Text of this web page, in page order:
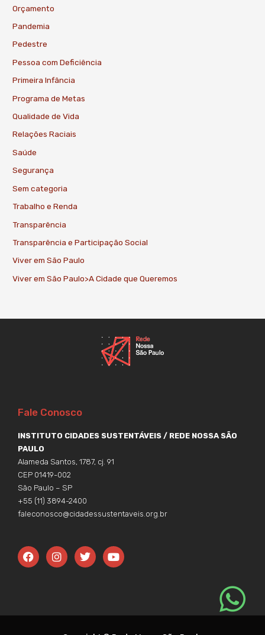
Orçamento
Pandemia
Pedestre
Pessoa com Deficiência
Primeira Infância
Programa de Metas
Qualidade de Vida
Relações Raciais
Saúde
Segurança
Sem categoria
Trabalho e Renda
Transparência
Transparência e Participação Social
Viver em São Paulo
Viver em São Paulo>A Cidade que Queremos
Fale Conosco
INSTITUTO CIDADES SUSTENTÁVEIS / REDE NOSSA SÃO
PAULO
Alameda Santos, 1787, cj. 91
CEP 01419-002
São Paulo – SP
+55 (11) 3894-2400
faleconosco@cidadessustentaveis.org.br
F
a
c
o
I
n
s
r
T
w
i
r
Y
o
u
e